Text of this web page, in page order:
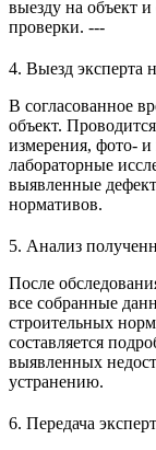
выезду на объект
проверки. ---
4. Выезд эксперта
В согласованное
объект.
измерения, фото- и
лабораторные
выявленные
нормативов.
5. Анализ
После
все собранные
строительных
составляется
выявленных
устранению.
6. Передача